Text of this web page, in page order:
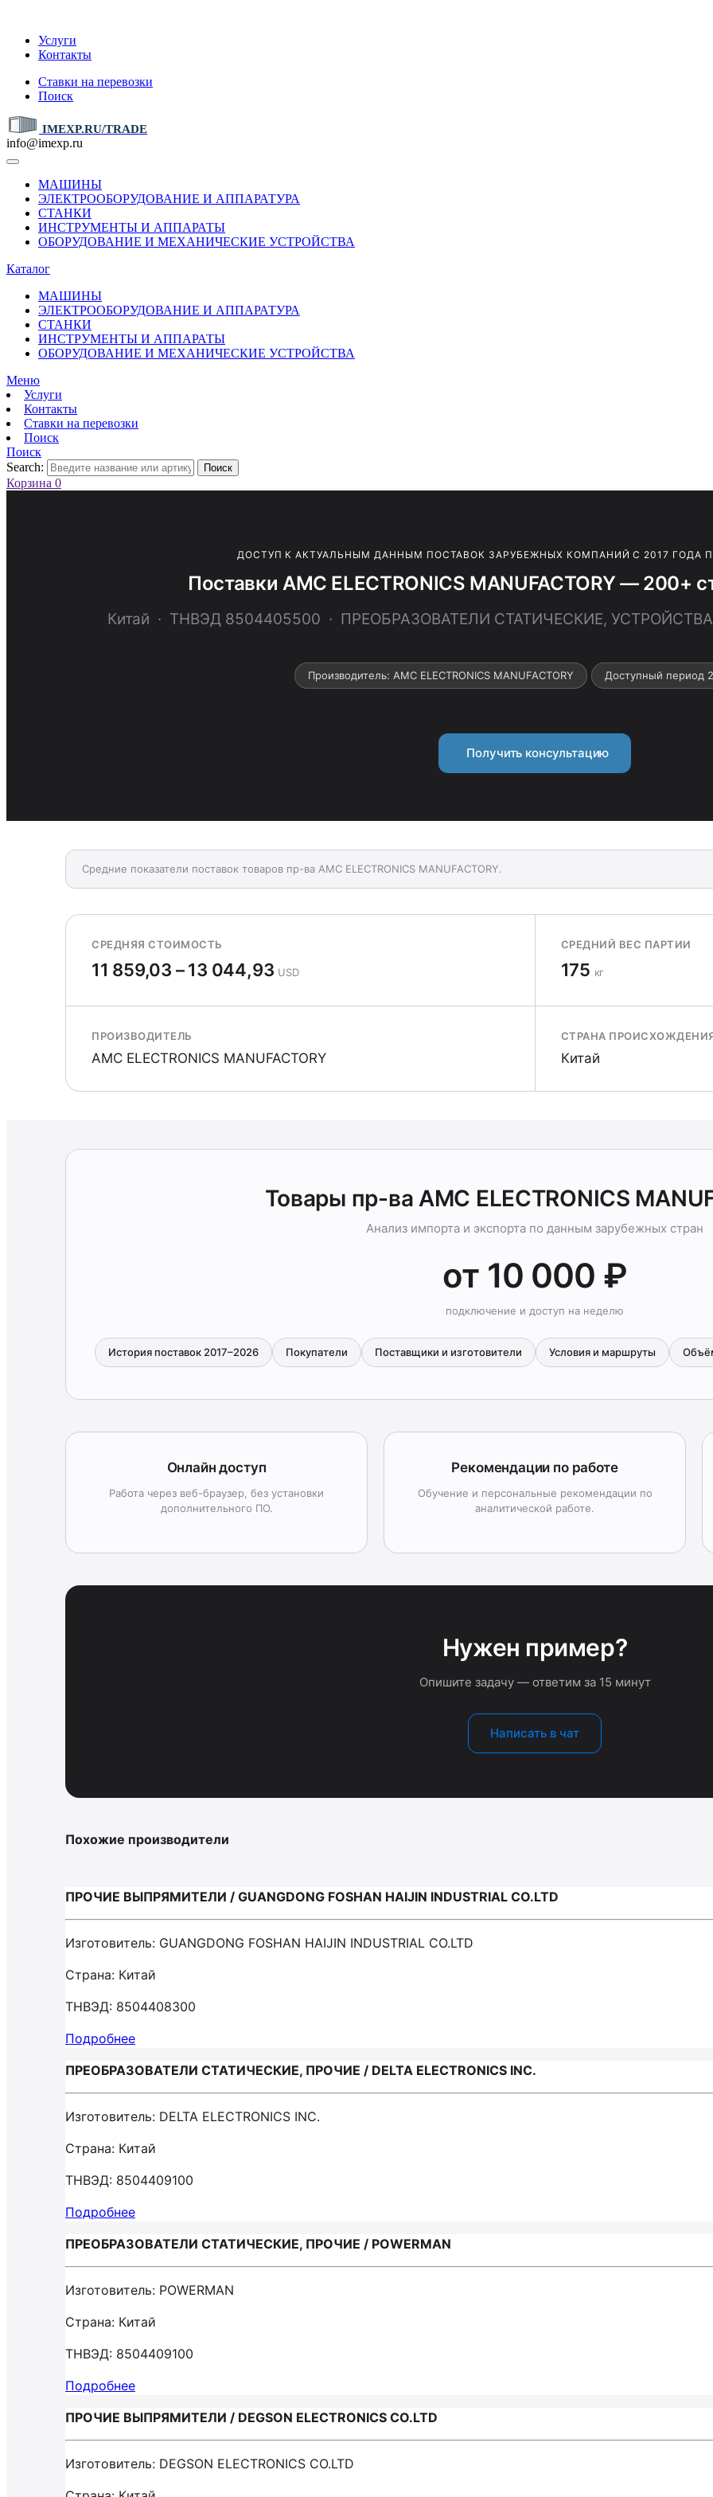
Услуги
Контакты
Ставки на перевозки
Поиск
IMEXP.RU/TRADE
info@imexp.ru
МАШИНЫ
ЭЛЕКТРООБОРУДОВАНИЕ И АППАРАТУРА
СТАНКИ
ИНСТРУМЕНТЫ И АППАРАТЫ
ОБОРУДОВАНИЕ И МЕХАНИЧЕСКИЕ УСТРОЙСТВА
Каталог
МАШИНЫ
ЭЛЕКТРООБОРУДОВАНИЕ И АППАРАТУРА
СТАНКИ
ИНСТРУМЕНТЫ И АППАРАТЫ
ОБОРУДОВАНИЕ И МЕХАНИЧЕСКИЕ УСТРОЙСТВА
Меню
Услуги
Контакты
Ставки на перевозки
Поиск
Поиск
Search:
Поиск
Корзина 0
ДОСТУП К АКТУАЛЬНЫМ ДАННЫМ ПОСТАВОК ЗАРУБЕЖНЫХ КОМПАНИЙ С 2017 ГОДА
Поставки AMC ELECTRONICS MANUFACTORY — 200+
Китай · ТНВЭД 8504405500 · ПРЕОБРАЗОВАТЕЛИ СТАТИЧЕСКИЕ,
Производитель: AMC ELECTRONICS MANUFACTORY Доступный период
Получить консультацию
Средние показатели поставок товаров пр-ва AMC ELECTRONICS MANUFACTORY.
СРЕДНЯЯ СТОИМОСТЬ
11 859,03 – 13 044,93 USD
СРЕДНИЙ ВЕС ПАРТИИ
175 кг
ПРОИЗВОДИТЕЛЬ
AMC ELECTRONICS MANUFACTORY
СТРАНА
Китай
Товары пр-ва AMC ELECTRONICS
Анализ импорта и экспорта по данным зарубежных стран
от 10 000 ₽
подключение и доступ на неделю
История поставок 2017–2026 Покупатели Поставщики и изготовители Условия и маршруты
Онлайн доступ
Работа через веб-браузер, без установки
дополнительного ПО.
Рекомендации по работе
Обучение и персональные рекомендации по
аналитической работе.
Нужен пример?
Опишите задачу — ответим за 15 минут
Написать в чат
Похожие производители
ПРОЧИЕ ВЫПРЯМИТЕЛИ / GUANGDONG FOSHAN HAIJIN INDUSTRIAL CO.LTD
Изготовитель: GUANGDONG FOSHAN HAIJIN INDUSTRIAL CO.LTD
Страна: Китай
ТНВЭД: 8504408300
Подробнее
ПРЕОБРАЗОВАТЕЛИ СТАТИЧЕСКИЕ, ПРОЧИЕ / DELTA ELECTRONICS INC.
Изготовитель: DELTA ELECTRONICS INC.
Страна: Китай
ТНВЭД: 8504409100
Подробнее
ПРЕОБРАЗОВАТЕЛИ СТАТИЧЕСКИЕ, ПРОЧИЕ / POWERMAN
Изготовитель: POWERMAN
Страна: Китай
ТНВЭД: 8504409100
Подробнее
ПРОЧИЕ ВЫПРЯМИТЕЛИ / DEGSON ELECTRONICS CO.LTD
Изготовитель: DEGSON ELECTRONICS CO.LTD